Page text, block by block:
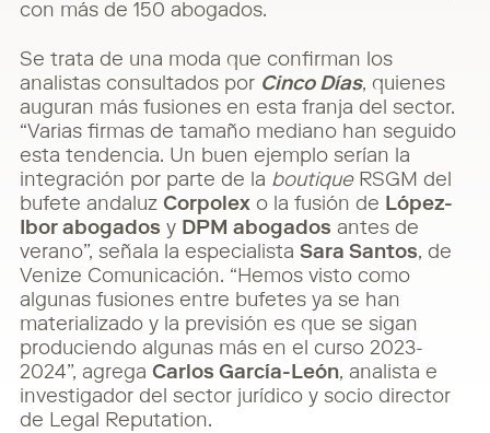
con más de 150 abogados.
Se trata de una moda que confirman los
analistas consultados por Cinco Días, quienes
auguran más fusiones en esta franja del sector.
“Varias firmas de tamaño mediano han seguido
esta tendencia. Un buen ejemplo serían la
integración por parte de la boutiqueRSGM del
bufete andaluzCorpolex o la fusión de López-
Ibor abogados y DPM abogados antes de
verano”, señala la especialistaSara Santos, de
Venize Comunicación. “Hemos visto como
algunas fusiones entre bufetes ya se han
materializado y la previsión es que se sigan
produciendo algunas más en el curso 2023-
2024”, agregaCarlos García-León, analista e
investigador del sector jurídico y socio director
de Legal Reputation.